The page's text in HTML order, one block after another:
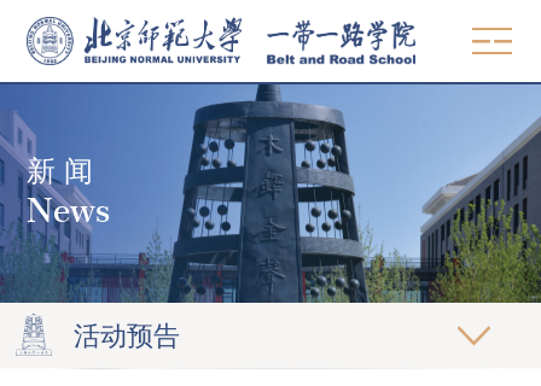
概况
使命愿景
院领导
组织机构
学术委员会
师资
MBA & MPA
新 闻
News
活动预告